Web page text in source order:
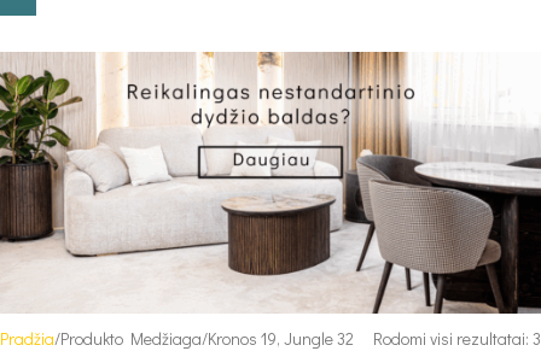
Pradžia Produkto Medžiaga Kronos 19, Jungle 32 Rodomi visi rezultatai: 3